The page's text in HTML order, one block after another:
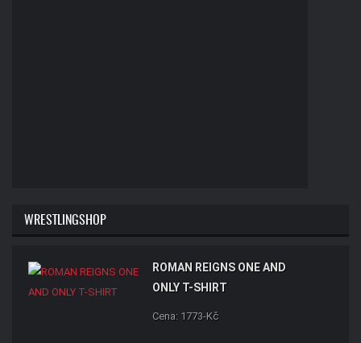
WRESTLINGSHOP
ROMAN REIGNS ONE AND
ONLY T-SHIRT
Cena: 1773-Kč